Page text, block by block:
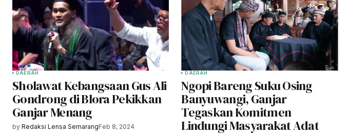
DAERAH
Sholawat Kebangsaan Gus Ali
Gondrong di Blora Pekikkan
Ganjar Menang
by Redaksi Lensa SemarangFeb 8, 2024
DAERAH
Ngopi Bareng Suku Osing
Banyuwangi, Ganjar
Tegaskan Komitmen
Lindungi Masyarakat Adat